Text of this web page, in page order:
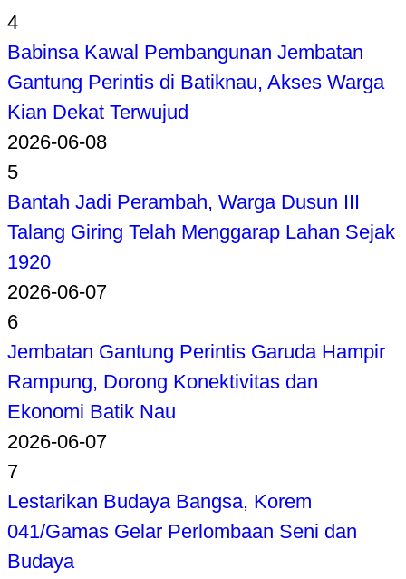
4
Babinsa Kawal Pembangunan Jembatan
Gantung Perintis di Batiknau, Akses Warga
Kian Dekat Terwujud
2026-06-08
5
Bantah Jadi Perambah, Warga Dusun III
Talang Giring Telah Menggarap Lahan Sejak
1920
2026-06-07
6
Jembatan Gantung Perintis Garuda Hampir
Rampung, Dorong Konektivitas dan
Ekonomi Batik Nau
2026-06-07
7
Lestarikan Budaya Bangsa, Korem
041/Gamas Gelar Perlombaan Seni dan
Budaya